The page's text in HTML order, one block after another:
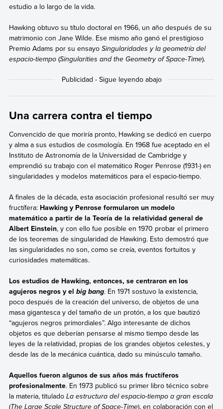
estudio a lo largo de la vida.
Hawking obtuvo su título doctoral en 1966, un año después de su
matrimonio con Jane Wilde. Ese mismo año ganó el prestigioso
Premio Adams por su ensayo Singularidades y la geometría del
espacio-tiempo (Singularities and the Geometry of Space-Time).
Una carrera contra el tiempo
Convencido de que moriría pronto, Hawking se dedicó en cuerpo
y alma a sus estudios de cosmología. En 1968 fue aceptado en el
Instituto de Astronomía de la Universidad de Cambridge y
emprendió su trabajo con el matemático Roger Penrose (1931-) en
singularidades y modelos matemáticos para el espacio-tiempo.
A finales de la década, esta asociación profesional resultó ser muy
fructífera: Hawking y Penrose formularon un modelo
matemático a partir de la Teoría de la relatividad general de
Albert Einstein, y con ello fue posible en 1970 probar el primero
de los teoremas de singularidad de Hawking. Esto demostró que
las singularidades no son, como se creía, eventos fortuitos y
curiosidades matemáticas.
Los estudios de Hawking, entonces, se centraron en los
agujeros negros y el big bang. En 1971 sostuvo la existencia,
poco después de la creación del universo, de objetos de una
masa gigantesca y del tamaño de un protón, a los que bautizó
“agujeros negros primordiales”. Algo interesante de dichos
objetos es que deberían pensarse al mismo tiempo desde las
leyes de la relatividad, propias de los grandes objetos celestes, y
desde las de la mecánica cuántica, dado su minúsculo tamaño.
Aquellos fueron algunos de sus años más fructíferos
profesionalmente. En 1973 publicó su primer libro técnico sobre
la materia, titulado La estructura del espacio-tiempo a gran escala
(The Large Scale Structure of Space-Time), en colaboración con el